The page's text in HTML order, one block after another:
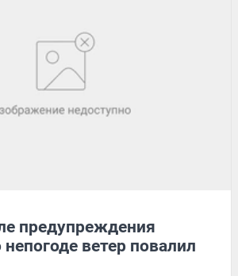
предупреждения
непогоде ветер повалил